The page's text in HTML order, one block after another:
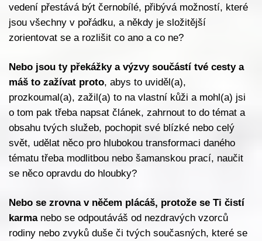
vedení přestává být černobílé, přibývá možností, které
jsou všechny v pořádku, a někdy je složitější
zorientovat se a rozlišit co ano a co ne?
Nebo jsou ty překážky a výzvy součástí tvé cesty a
máš to zažívat proto, abys to uviděl(a),
prozkoumal(a), zažil(a) to na vlastní kůži a mohl(a) jsi
o tom pak třeba napsat článek, zahrnout to do témat a
obsahu tvých služeb, pochopit své blízké nebo celý
svět, udělat něco pro hlubokou transformaci daného
tématu třeba modlitbou nebo šamanskou prací, naučit
se něco opravdu do hloubky?
Nebo se zrovna v něčem plácáš, protože se Ti čistí
karmanebo se odpoutáváš od nezdravých vzorců
rodiny nebo zvyků duše či tvých současných, které se